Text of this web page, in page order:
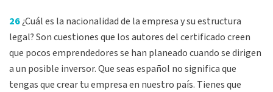
26¿Cuál es la nacionalidad de la empresa y su estructura
legal? Son cuestiones que los autores del certificado creen
que pocos emprendedores se han planeado cuando se dirigen
a un posible inversor. Que seas español no significa que
tengas que crear tu empresa en nuestro país. Tienes que